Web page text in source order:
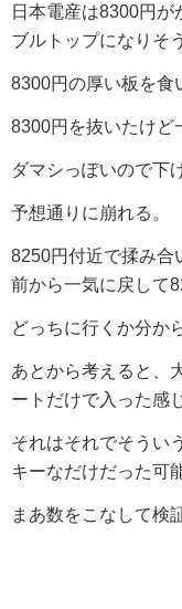
日本電産は8300円
ブルトップになりそ
8300円の厚い板を食
8300円を抜いたけど
ダマシっぽいので下
予想通りに崩れる。
8250円付近で揉み合
前から一気に戻して
どっちに行くか分か
あとから考えると、
ートだけで入った感
それはそれでそうい
キーなだけだった可
まあ数をこなして検